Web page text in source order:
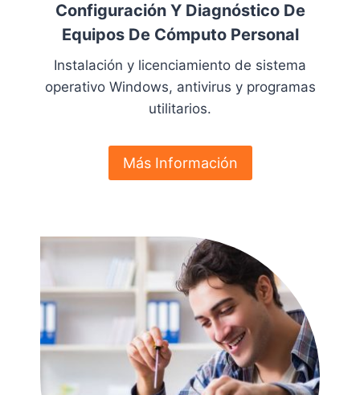
Configuración Y Diagnóstico De
Equipos De Cómputo Personal
Instalación y licenciamiento de sistema
operativo Windows, antivirus y programas
utilitarios.
Más Información